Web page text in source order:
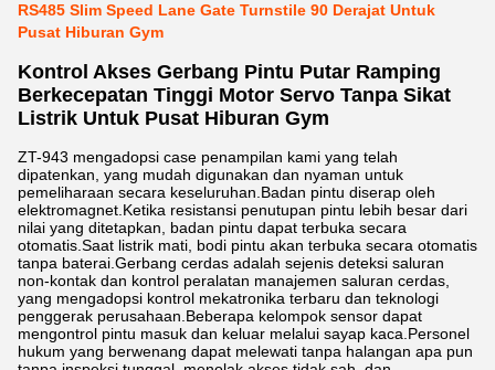
RS485 Slim Speed ​​​​Lane Gate Turnstile 90 Derajat Untuk
Pusat Hiburan Gym
Kontrol Akses Gerbang Pintu Putar Ramping
Berkecepatan Tinggi Motor Servo Tanpa Sikat
Listrik Untuk Pusat Hiburan Gym
ZT-943 mengadopsi case penampilan kami yang telah
dipatenkan, yang mudah digunakan dan nyaman untuk
pemeliharaan secara keseluruhan.Badan pintu diserap oleh
elektromagnet.Ketika resistansi penutupan pintu lebih besar dari
nilai yang ditetapkan, badan pintu dapat terbuka secara
otomatis.Saat listrik mati, bodi pintu akan terbuka secara otomatis
tanpa baterai.Gerbang cerdas adalah sejenis deteksi saluran
non-kontak dan kontrol peralatan manajemen saluran cerdas,
yang mengadopsi kontrol mekatronika terbaru dan teknologi
penggerak perusahaan.Beberapa kelompok sensor dapat
mengontrol pintu masuk dan keluar melalui sayap kaca.Personel
hukum yang berwenang dapat melewati tanpa halangan apa pun